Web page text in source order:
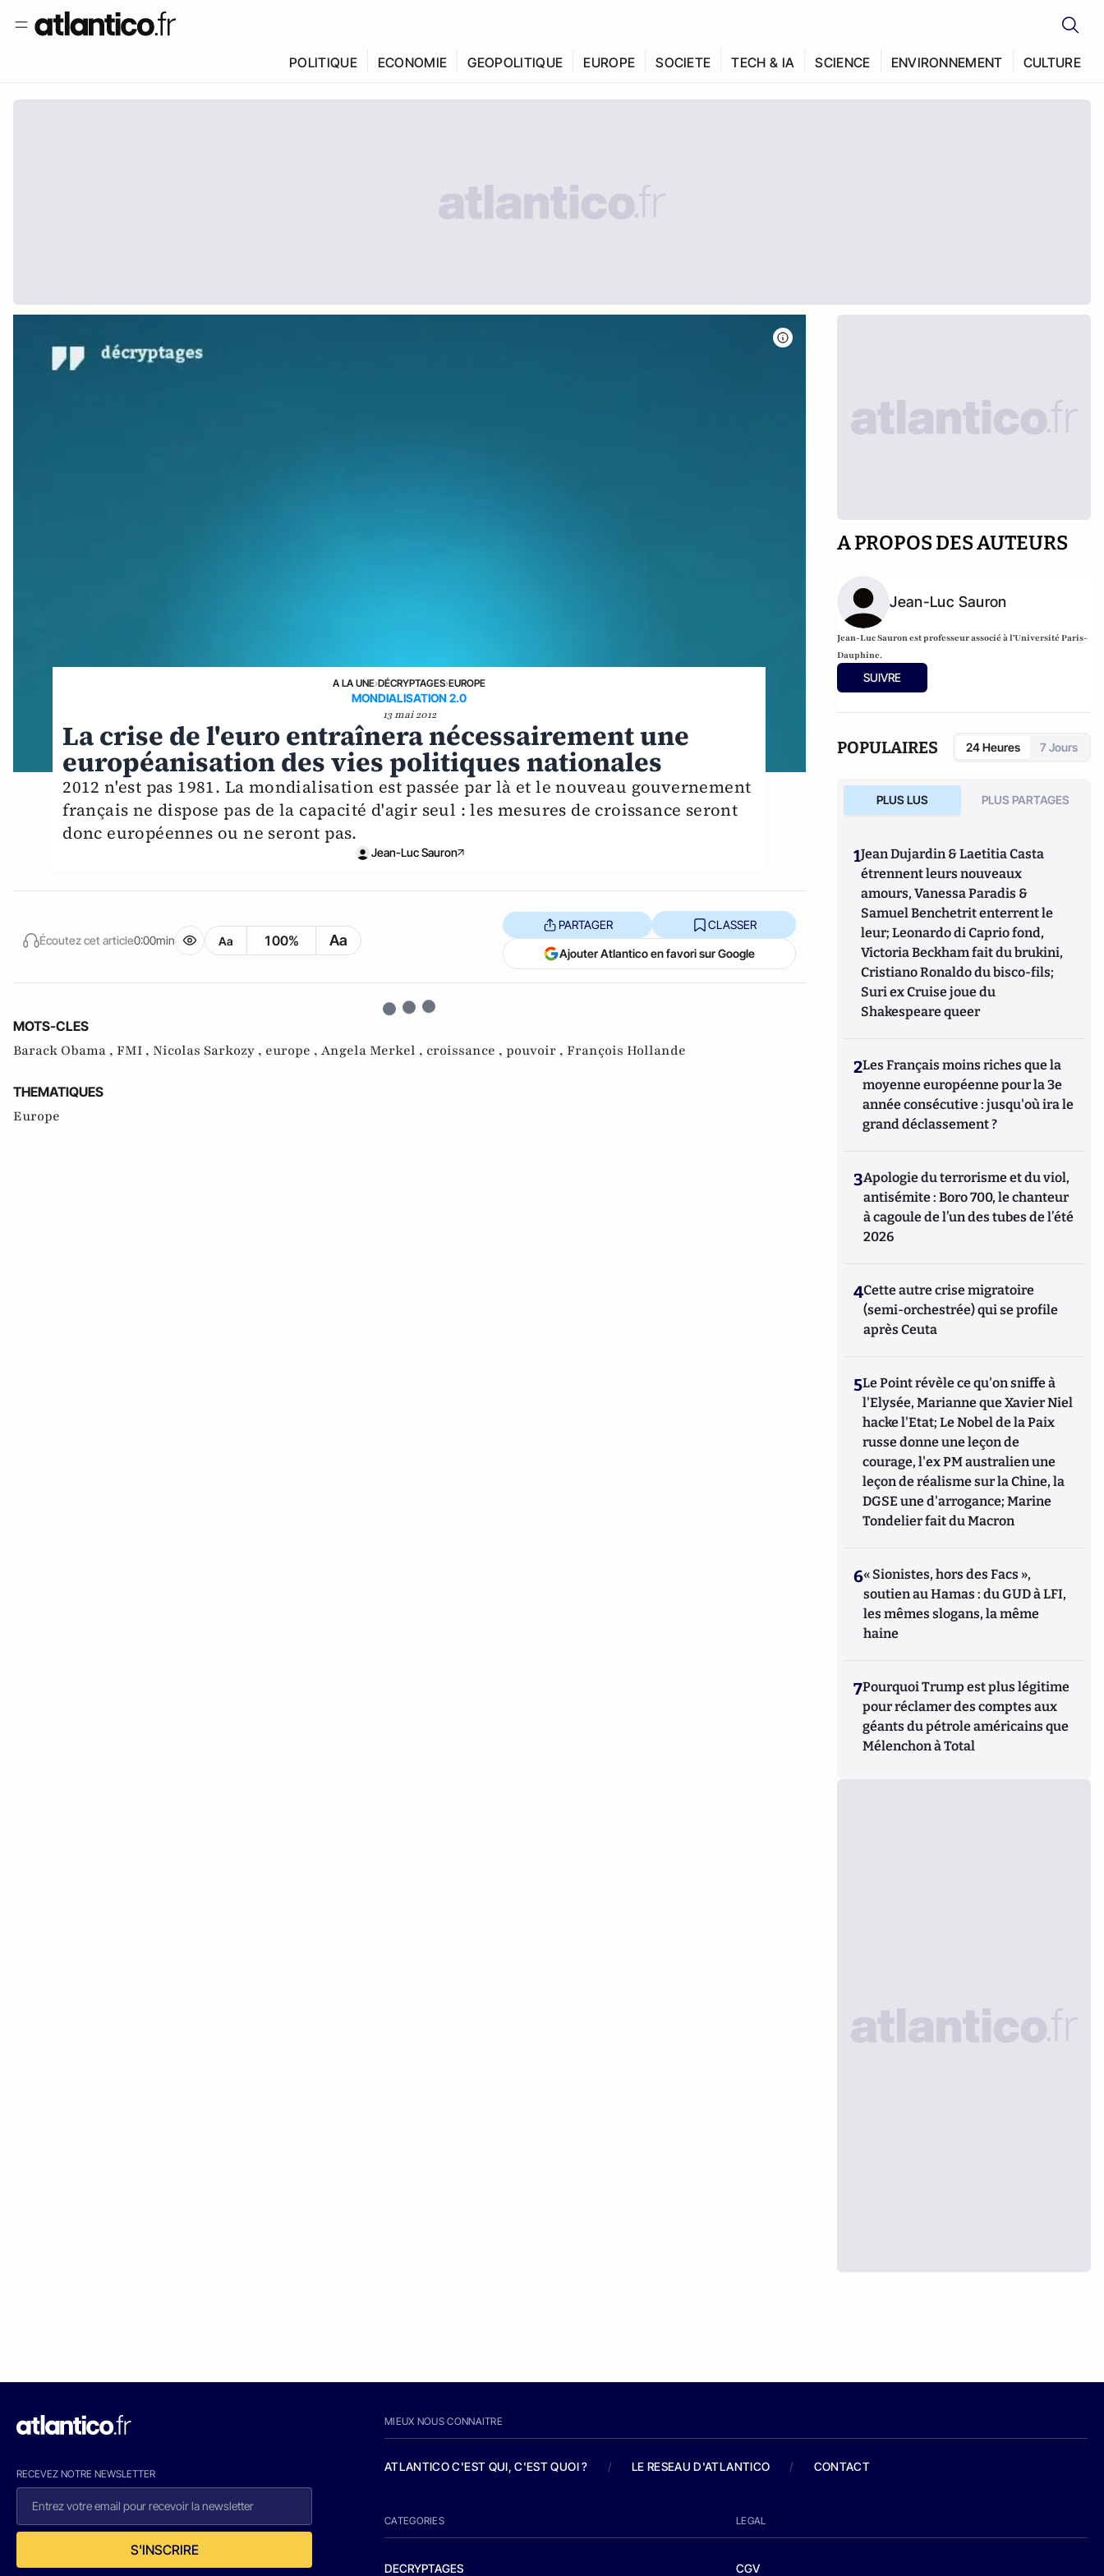
POLITIQUE ECONOMIE GEOPOLITIQUE EUROPE SOCIETE TECH & IA SCIENCE ENVIRONNEMENT CULTURE
A LA UNE›DÉCRYPTAGES›EUROPE
MONDIALISATION 2.0
13 mai 2012
La crise de l'euro entraînera nécessairement une
européanisation des vies politiques nationales
2012 n'est pas 1981. La mondialisation est passée par là et le nouveau gouvernement
français ne dispose pas de la capacité d'agir seul : les mesures de croissance seront
donc européennes ou ne seront pas.
Jean-Luc Sauron
Écoutez cet article0:00min Aa 100% Aa
PARTAGER CLASSER
Ajouter Atlantico en favori sur Google
MOTS-CLES
Barack Obama , FMI , Nicolas Sarkozy , europe , Angela Merkel , croissance , pouvoir , François Hollande
THEMATIQUES
Europe
A PROPOS DES AUTEURS
Jean-Luc Sauron
Jean-Luc Sauronest professeur associé à l'Université Paris-
Dauphine.
SUIVRE
POPULAIRES 24 Heures 7 Jours
PLUS LUS PLUS PARTAGES
1Jean Dujardin & Laetitia Casta
étrennent leurs nouveaux
amours, Vanessa Paradis &
Samuel Benchetrit enterrent le
leur; Leonardo di Caprio fond,
Victoria Beckham fait du brukini,
Cristiano Ronaldo du bisco-fils;
Suri ex Cruise joue du
Shakespeare queer
2Les Français moins riches que la
moyenne européenne pour la 3e
année consécutive : jusqu'où ira le
grand déclassement ?
3Apologie du terrorisme et du viol,
antisémite : Boro 700, le chanteur
à cagoule de l’un des tubes de l’été
2026
4Cette autre crise migratoire
(semi-orchestrée) qui se profile
après Ceuta
5Le Point révèle ce qu'on sniffe à
l'Elysée, Marianne que Xavier Niel
hacke l'Etat; Le Nobel de la Paix
russe donne une leçon de
courage, l'ex PM australien une
leçon de réalisme sur la Chine, la
DGSE une d'arrogance; Marine
Tondelier fait du Macron
6« Sionistes, hors des Facs »,
soutien au Hamas : du GUD à LFI,
les mêmes slogans, la même
haine
7Pourquoi Trump est plus légitime
pour réclamer des comptes aux
géants du pétrole américains que
Mélenchon à Total
RECEVEZ NOTRE NEWSLETTER
S'INSCRIRE
MIEUX NOUS CONNAITRE
ATLANTICO C'EST QUI, C'EST QUOI ? / LE RESEAU D'ATLANTICO / CONTACT
CATEGORIES
DECRYPTAGES
LEGAL
CGV